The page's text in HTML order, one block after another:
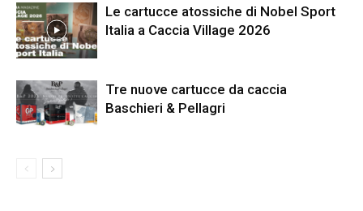
Le cartucce atossiche di Nobel Sport
Italia a Caccia Village 2026
Tre nuove cartucce da caccia
Baschieri & Pellagri